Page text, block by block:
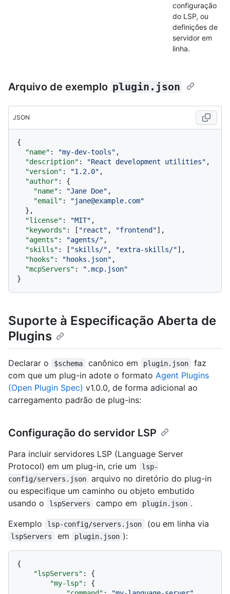
configuração
do LSP, ou
definições de
servidor em
linha.
Arquivo de exemplo plugin.json
JSON
{
"name" : "my-dev-tools" ,
"description" : "React development utilities" ,
"version" : "1.2.0" ,
"author" :
{
"name" : "Jane Doe" ,
"email" :
"jane@example.com"
} ,
"license" : "MIT" ,
"keywords" : [ "react" , "frontend"] ,
"agents" : "agents/" ,
"skills" : [ "skills/" , "extra-skills/"] ,
"hooks" : "hooks.json" ,
"mcpServers" :
".mcp.json"
}
Suporte à Especificação Aberta de
Plugins
Declarar o $schema canônico em plugin.json
faz
com que um plug-in adote o formato Agent Plugins
(Open Plugin Spec) v1.0.0, de forma adicional ao
carregamento padrão de plug-ins:
Configuração do servidor LSP
Para incluir servidores LSP (Language Server
Protocol) em um plug-in, crie um
lsp-
config/servers.json
arquivo no diretório do plug-in
ou especifique um caminho ou objeto embutido
usando o
lspServers campo em plugin.json .
Exemplo
lsp-config/servers.json (ou em linha via
lspServers em plugin.json ):
{
"lspServers" :
{
"my-lsp" :
{